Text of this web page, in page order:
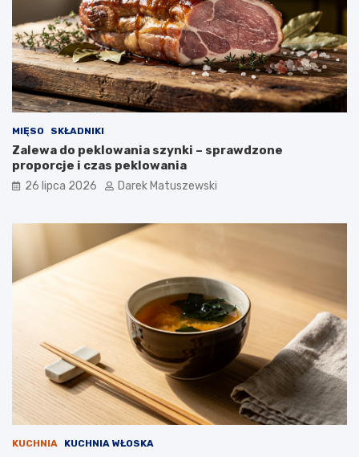
MIĘSO SKŁADNIKI
Zalewa do peklowania szynki – sprawdzone
proporcje i czas peklowania
26 lipca 2026 Darek Matuszewski
KUCHNIA KUCHNIA WŁOSKA